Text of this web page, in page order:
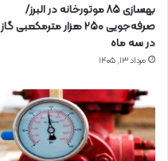
بهسازی ۸۵ موتورخانه در البرز/
صرفه‌جویی ۲۵۰ هزار مترمکعبی گاز
در سه ماه
مرداد ۱۳, ۱۴۰۵